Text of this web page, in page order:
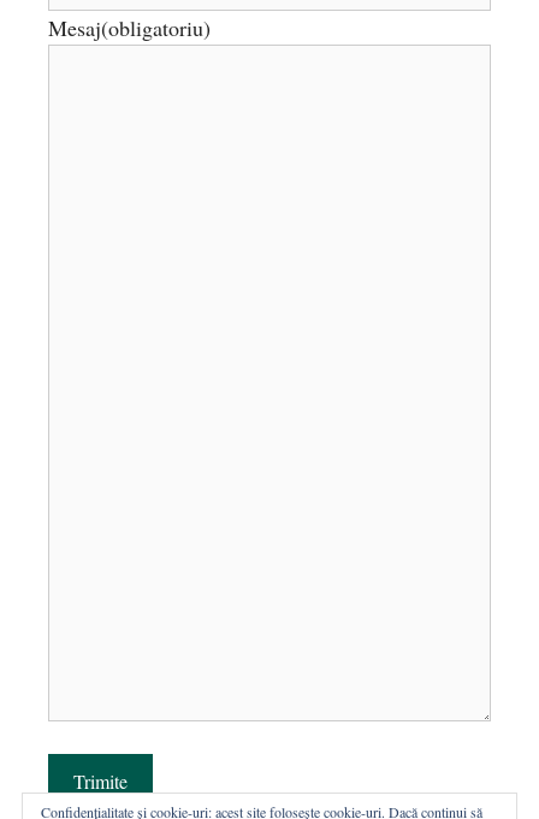
Mesaj(obligatoriu)
Trimite
Confidențialitate și cookie-uri: acest site folosește cookie-uri. Dacă continui să